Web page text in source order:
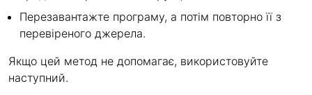
Перезавантажте програму, а потім повторно її з
перевіреного джерела.
Якщо цей метод не допомагає, використовуйте
наступний.